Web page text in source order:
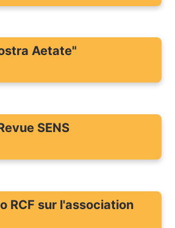
Aetate"
SENS
RCF sur l'association